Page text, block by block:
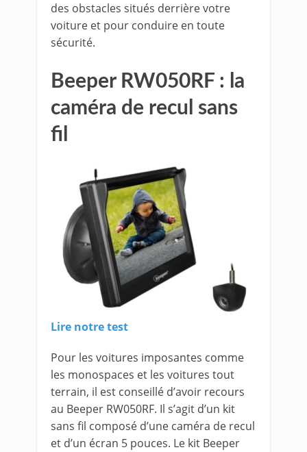
des obstacles situés derrière votre
voiture et pour conduire en toute
sécurité.
Beeper RW050RF : la
caméra de recul sans
fil
Lire notre test
Pour les voitures imposantes comme
les monospaces et les voitures tout
terrain, il est conseillé d’avoir recours
au Beeper RW050RF. Il s’agit d’un kit
sans fil composé d’une caméra de recul
et d’un écran 5 pouces. Le kit Beeper